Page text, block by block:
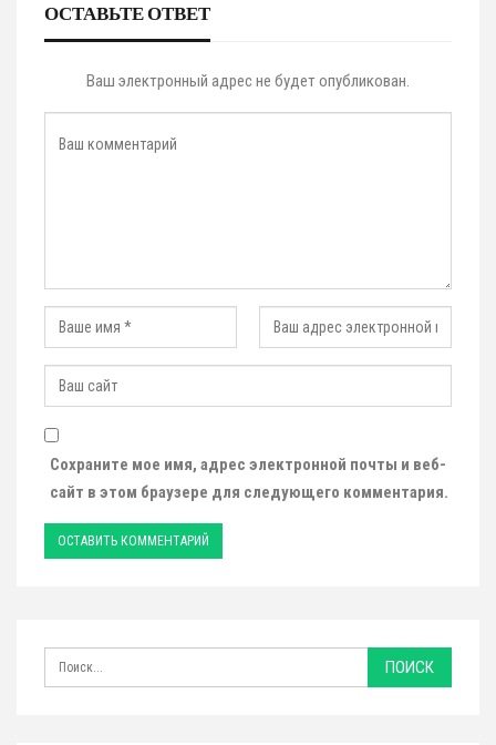
ОСТАВЬТЕ ОТВЕТ
Ваш электронный адрес не будет опубликован.
Сохраните мое имя, адрес электронной почты и веб-
сайт в этом браузере для следующего комментария.